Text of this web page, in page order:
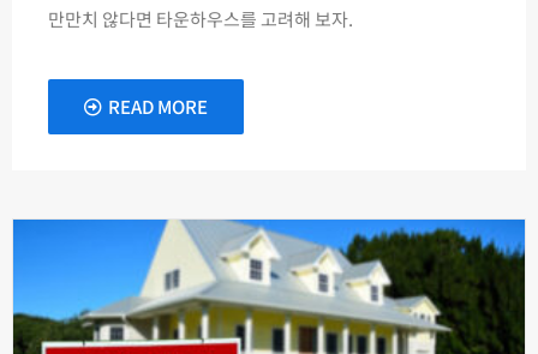
만만치 않다면 타운하우스를 고려해 보자.
READ MORE